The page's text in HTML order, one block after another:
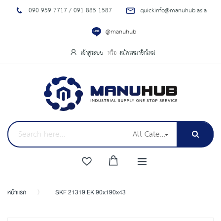
090 959 7717 / 091 885 1587
quickinfo@manuhub.asia
@manuhub
เข้าสู่ระบบ สมัครสมาชิกใหม่
All Categories
หน้าแรก SKF 21319 EK 90x190x43